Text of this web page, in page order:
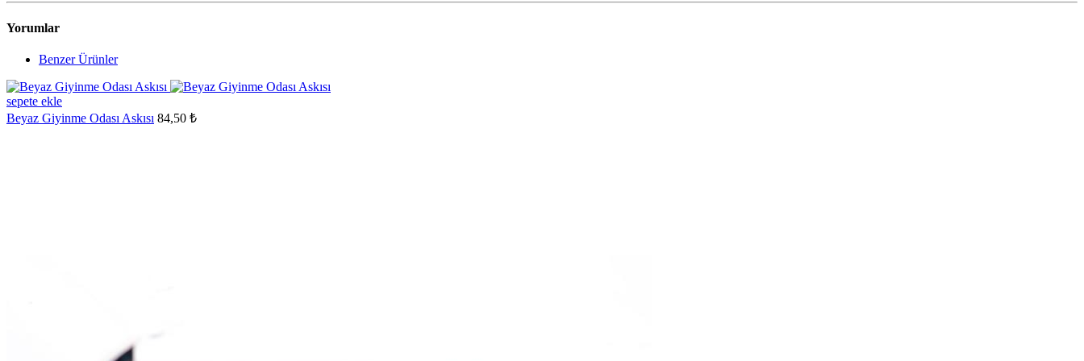
Yorumlar
Benzer Ürünler
sepete ekle
Beyaz Giyinme Odası Askısı 84,50 ₺